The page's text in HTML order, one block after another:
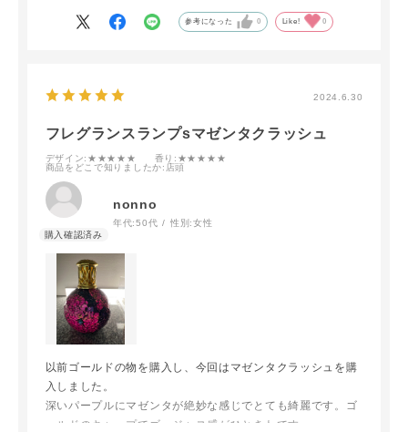
とっても気に入っています。アロマオイルのワークショップ
参考になった 0 Like! 0
2024.6.30
フレグランスランプsマゼンタクラッシュ
デザイン:★★★★★ 香り :★★★★★
商品をどこで知りましたか:店頭
nonno
年代:50代 性別:女性
以前ゴールドの物を購入し、今回はマゼンタクラッシュを購
入しました。
深いパープルにマゼンタが絶妙な感じでとても綺麗です。ゴ
ールドのキャップでゴージャス感がひときわです。